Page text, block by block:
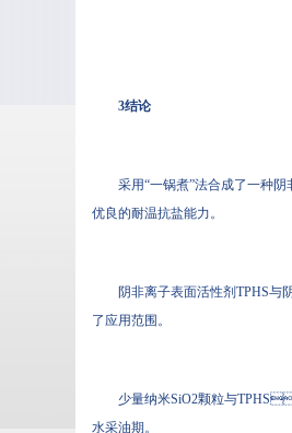
3结论
采用“一锅煮”法合成了一种阴
优良的耐温抗盐能力。
阴非离子表面活性剂TPHS与阴
了应用范围。
少量纳米SiO2颗粒与
水采油期。